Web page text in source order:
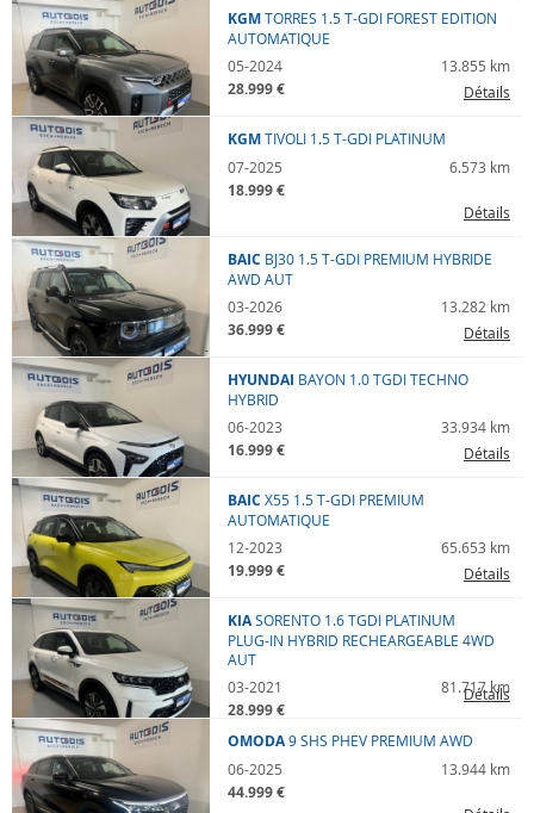
Kilométrage
-- --
Budget
min max
Énergie
--
KGMTORRES 1.5 T-GDI FOREST EDITION
AUTOMATIQUE
05-2024
13.855 km
28.999 € Détails
KGMTIVOLI 1.5 T-GDI PLATINUM
07-2025
6.573 km
18.999 €
Détails
BAIC BJ30 1.5 T-GDI PREMIUM HYBRIDE
AWD AUT
03-2026
13.282 km
36.999 € Détails
HYUNDAI BAYON 1.0 TGDI TECHNO
HYBRID
06-2023
33.934 km
16.999 € Détails
BAIC X55 1.5 T-GDI PREMIUM
AUTOMATIQUE
12-2023
65.653 km
19.999 € Détails
KIASORENTO 1.6 TGDI PLATINUM
PLUG-IN HYBRID RECHEARGEABLE 4WD
AUT
03-2021
81.717 km
28.999 €
Détails
OMODA9SHS PHEV PREMIUM AWD
06-2025
13.944 km
44.999 €